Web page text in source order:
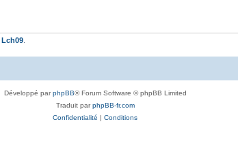
Lch09
Développé parphpBB® Forum Software © phpBB Limited
Traduit parphpBB-fr.com
Confidentialité | Conditions